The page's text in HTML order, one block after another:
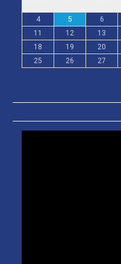
4
5 6
11
12 13
18
19 20
25
26 27